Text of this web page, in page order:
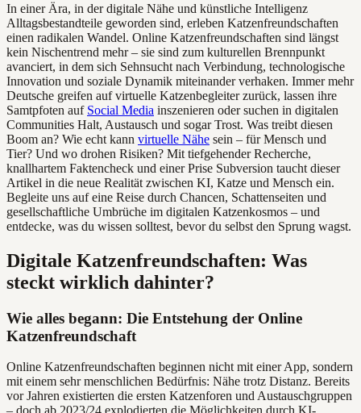
In einer Ära, in der digitale Nähe und künstliche Intelligenz
Alltagsbestandteile geworden sind, erleben Katzenfreundschaften
einen radikalen Wandel. Online Katzenfreundschaften sind längst
kein Nischentrend mehr – sie sind zum kulturellen Brennpunkt
avanciert, in dem sich Sehnsucht nach Verbindung, technologische
Innovation und soziale Dynamik miteinander verhaken. Immer mehr
Deutsche greifen auf virtuelle Katzenbegleiter zurück, lassen ihre
Samtpfoten auf Social Media inszenieren oder suchen in digitalen
Communities Halt, Austausch und sogar Trost. Was treibt diesen
Boom an? Wie echt kann virtuelle Nähe sein – für Mensch und
Tier? Und wo drohen Risiken? Mit tiefgehender Recherche,
knallhartem Faktencheck und einer Prise Subversion taucht dieser
Artikel in die neue Realität zwischen KI, Katze und Mensch ein.
Begleite uns auf eine Reise durch Chancen, Schattenseiten und
gesellschaftliche Umbrüche im digitalen Katzenkosmos – und
entdecke, was du wissen solltest, bevor du selbst den Sprung wagst.
Digitale Katzenfreundschaften: Was
steckt wirklich dahinter?
Wie alles begann: Die Entstehung der Online
Katzenfreundschaft
Online Katzenfreundschaften beginnen nicht mit einer App, sondern
mit einem sehr menschlichen Bedürfnis: Nähe trotz Distanz. Bereits
vor Jahren existierten die ersten Katzenforen und Austauschgruppen